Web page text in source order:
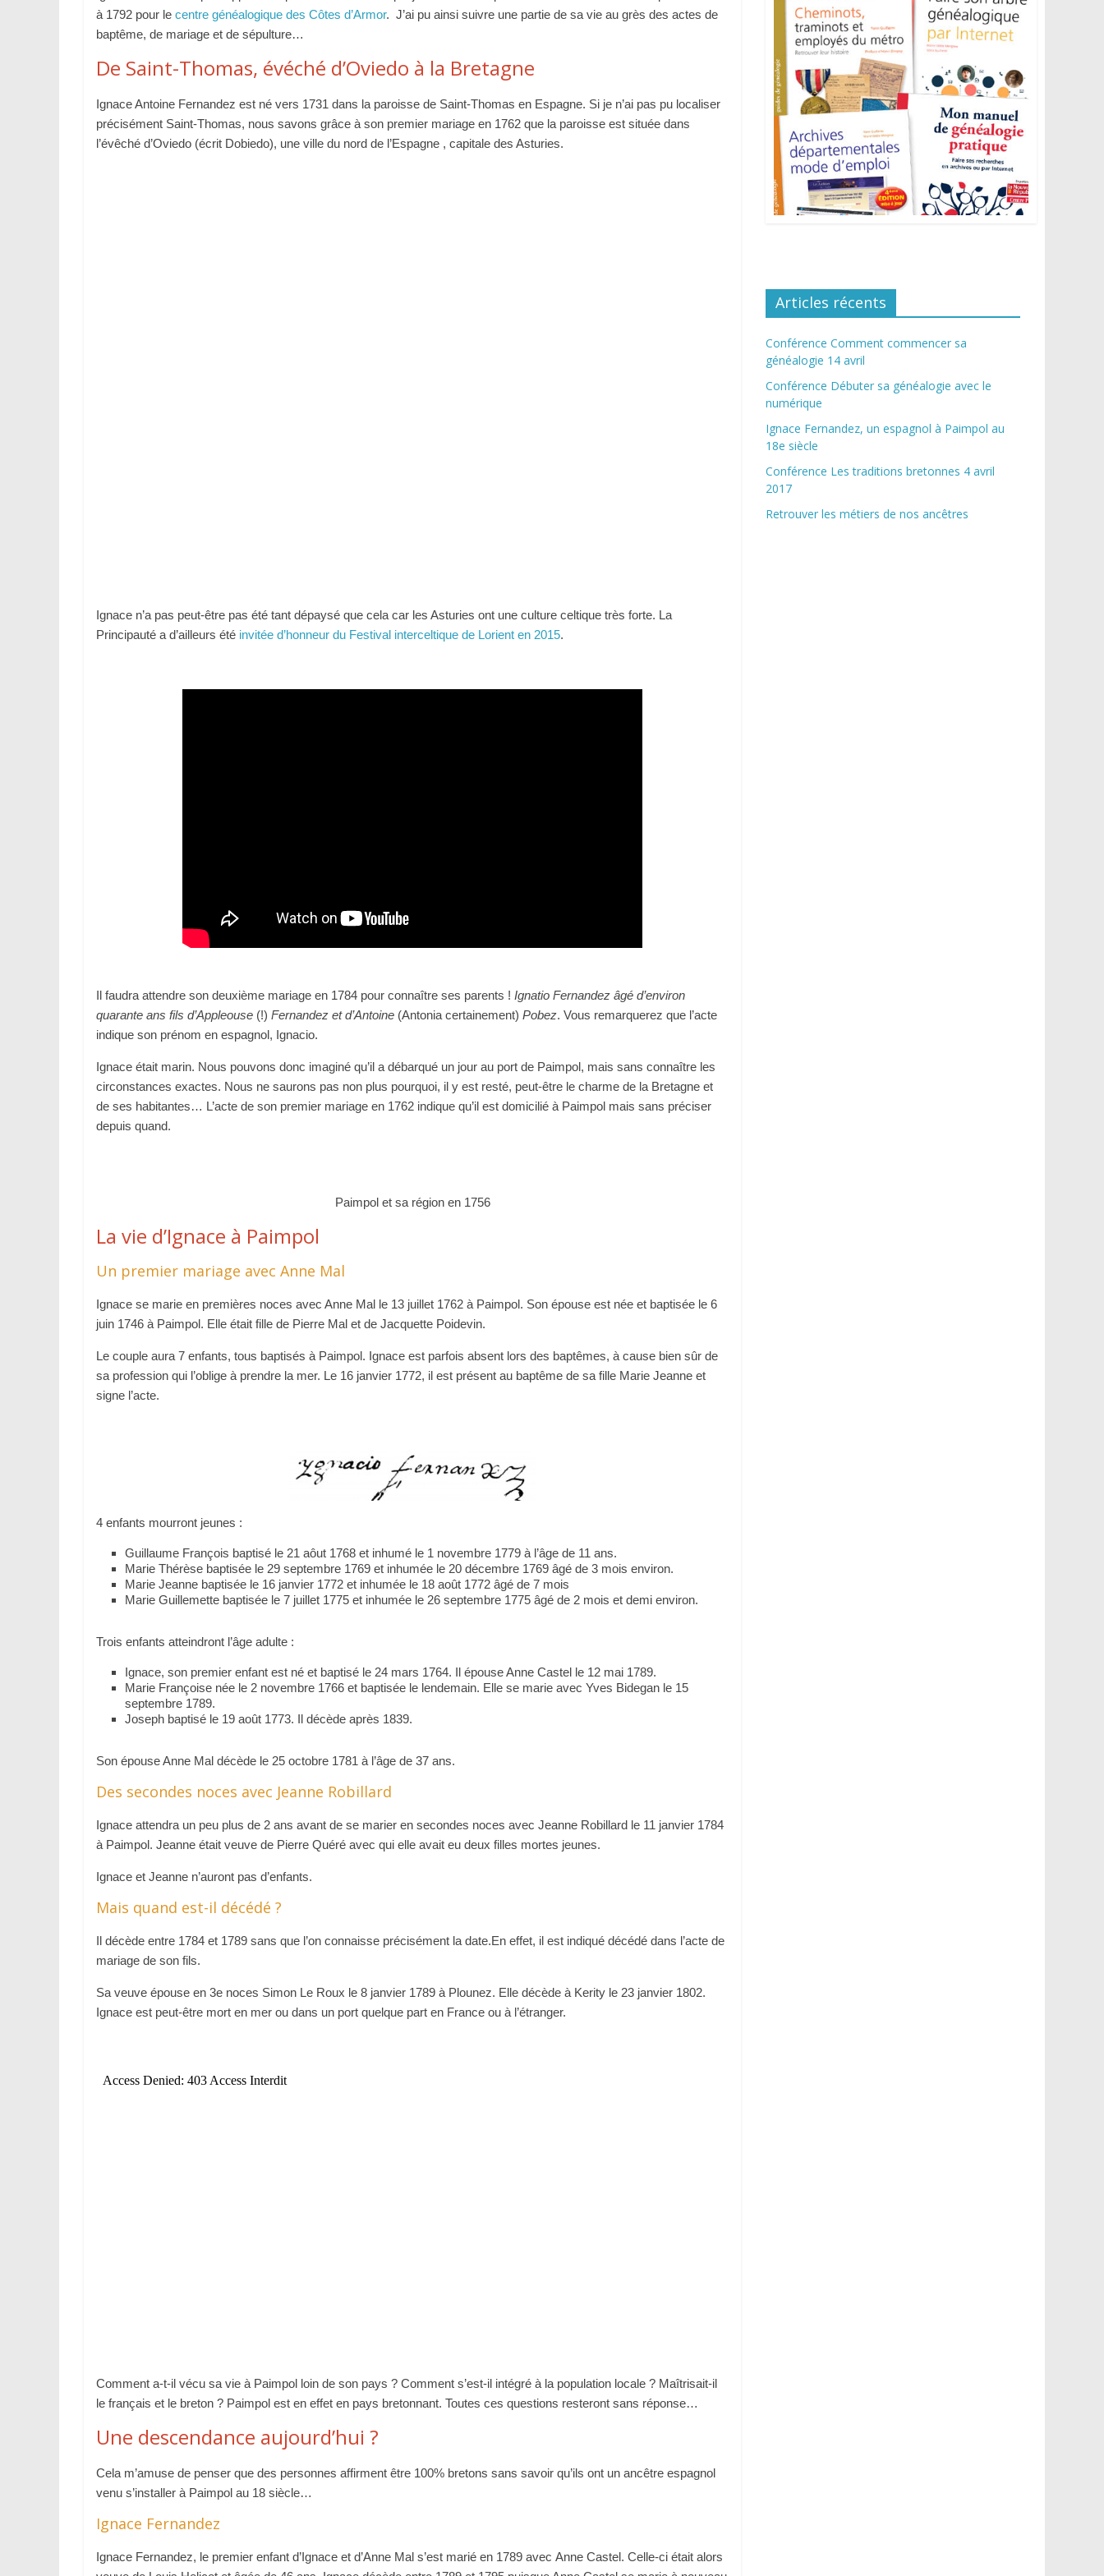
à 1792 pour le centre généalogique des Côtes d’Armor. J’ai pu ainsi suivre une partie de sa vie au grès des actes de
baptême, de mariage et de sépulture…
De Saint-Thomas, évéché d’Oviedo à la Bretagne
Ignace Antoine Fernandez est né vers 1731 dans la paroisse de Saint-Thomas en Espagne. Si je n’ai pas pu localiser
précisément Saint-Thomas, nous savons grâce à son premier mariage en 1762 que la paroisse est située dans
l’évêché d’Oviedo (écrit Dobiedo), une ville du nord de l’Espagne , capitale des Asturies.
Ignace n’a pas peut-être pas été tant dépaysé que cela car les Asturies ont une culture celtique très forte. La
Principauté a d’ailleurs été invitée d’honneur du Festival interceltique de Lorient en 2015.
Il faudra attendre son deuxième mariage en 1784 pour connaître ses parents ! Ignatio Fernandez âgé d’environ
quarante ans fils d’Appleouse (!) Fernandez et d’Antoine (Antonia certainement) Pobez. Vous remarquerez que l’acte
indique son prénom en espagnol, Ignacio.
Ignace était marin. Nous pouvons donc imaginé qu’il a débarqué un jour au port de Paimpol, mais sans connaître les
circonstances exactes. Nous ne saurons pas non plus pourquoi, il y est resté, peut-être le charme de la Bretagne et
de ses habitantes… L’acte de son premier mariage en 1762 indique qu’il est domicilié à Paimpol mais sans préciser
depuis quand.
Paimpol et sa région en 1756
La vie d’Ignace à Paimpol
Un premier mariage avec Anne Mal
Ignace se marie en premières noces avec Anne Mal le 13 juillet 1762 à Paimpol. Son épouse est née et baptisée le 6
juin 1746 à Paimpol. Elle était fille de Pierre Mal et de Jacquette Poidevin.
Le couple aura 7 enfants, tous baptisés à Paimpol. Ignace est parfois absent lors des baptêmes, à cause bien sûr de
sa profession qui l’oblige à prendre la mer. Le 16 janvier 1772, il est présent au baptême de sa fille Marie Jeanne et
signe l’acte.
4 enfants mourront jeunes :
Guillaume François baptisé le 21 aôut 1768 et inhumé le 1 novembre 1779 à l’âge de 11 ans.
Marie Thérèse baptisée le 29 septembre 1769 et inhumée le 20 décembre 1769 âgé de 3 mois environ.
Marie Jeanne baptisée le 16 janvier 1772 et inhumée le 18 août 1772 âgé de 7 mois
Marie Guillemette baptisée le 7 juillet 1775 et inhumée le 26 septembre 1775 âgé de 2 mois et demi environ.
Trois enfants atteindront l’âge adulte :
Ignace, son premier enfant est né et baptisé le 24 mars 1764. Il épouse Anne Castel le 12 mai 1789.
Marie Françoise née le 2 novembre 1766 et baptisée le lendemain. Elle se marie avec Yves Bidegan le 15
septembre 1789.
Joseph baptisé le 19 août 1773. Il décède après 1839.
Son épouse Anne Mal décède le 25 octobre 1781 à l’âge de 37 ans.
Des secondes noces avec Jeanne Robillard
Ignace attendra un peu plus de 2 ans avant de se marier en secondes noces avec Jeanne Robillard le 11 janvier 1784
à Paimpol. Jeanne était veuve de Pierre Quéré avec qui elle avait eu deux filles mortes jeunes.
Ignace et Jeanne n’auront pas d’enfants.
Mais quand est-il décédé ?
Il décède entre 1784 et 1789 sans que l’on connaisse précisément la date.En effet, il est indiqué décédé dans l’acte de
mariage de son fils.
Sa veuve épouse en 3e noces Simon Le Roux le 8 janvier 1789 à Plounez. Elle décède à Kerity le 23 janvier 1802.
Ignace est peut-être mort en mer ou dans un port quelque part en France ou à l’étranger.
Comment a-t-il vécu sa vie à Paimpol loin de son pays ? Comment s’est-il intégré à la population locale ? Maîtrisait-il
le français et le breton ? Paimpol est en effet en pays bretonnant. Toutes ces questions resteront sans réponse…
Une descendance aujourd’hui ?
Cela m’amuse de penser que des personnes affirment être 100% bretons sans savoir qu’ils ont un ancêtre espagnol
venu s’installer à Paimpol au 18 siècle…
Ignace Fernandez
Ignace Fernandez, le premier enfant d’Ignace et d’Anne Mal s’est marié en 1789 avec Anne Castel. Celle-ci était alors
Articles récents
Conférence Comment commencer sa
généalogie 14 avril
Conférence Débuter sa généalogie avec le
numérique
Ignace Fernandez, un espagnol à Paimpol au
18e siècle
Conférence Les traditions bretonnes 4 avril
2017
Retrouver les métiers de nos ancêtres